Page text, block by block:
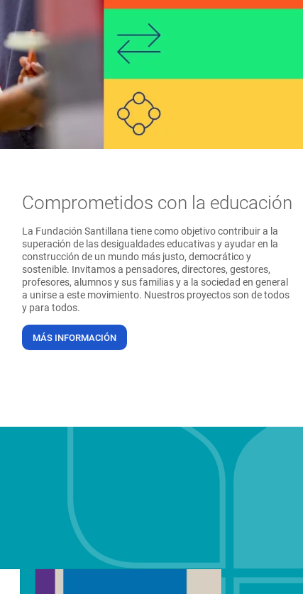
Comprometidos con la educación
La Fundación Santillana tiene como objetivo contribuir a la
superación de las desigualdades educativas y ayudar en la
construcción de un mundo más justo, democrático y
sostenible. Invitamos a pensadores, directores, gestores,
profesores, alumnos y sus familias y a la sociedad en general
a unirse a este movimiento. Nuestros proyectos son de todos
y para todos.
MÁS INFORMACIÓN